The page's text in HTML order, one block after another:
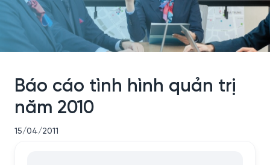
Báo cáo tình hình quản trị
năm 2010
15/04/2011